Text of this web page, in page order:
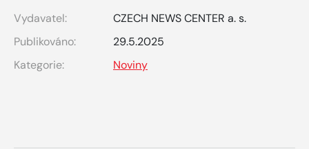
Vydavatel:
CZECH NEWS CENTER a. s.
Publikováno:
29.5.2025
Kategorie:
Noviny